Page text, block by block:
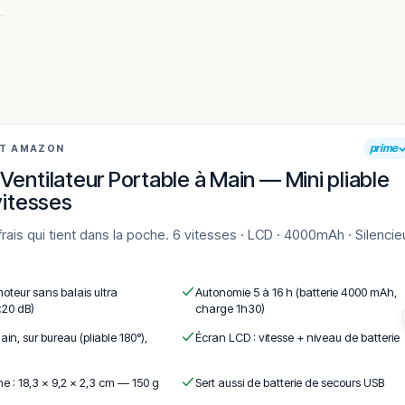
plusieurs convives mentionnant « une équipe qui sait
moderne agréable » et d’« une ambiance feutrée idéale pour
une appréciation pour « des assiettes soignées à un prix
AMAZON prime
Ventilateur Portable à Main — Mini pliable
sans balais ultra
dB)
Autonomie 5 à 16 h (batterie 4000 mAh,
charge 1h30)
sur bureau (pliable 180°),
Écran LCD : vitesse + niveau de batterie
: 18,3 × 9,2 × 2,3 cm — 150 g Sert aussi de batterie de secours USB